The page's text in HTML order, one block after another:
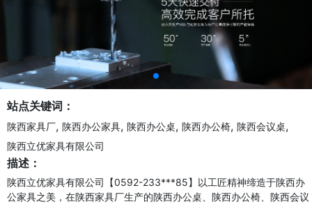
站点关键词：
陕西家具厂, 陕西办公家具, 陕西办公桌, 陕西办公椅, 陕西会议桌,
陕西立优家具有限公司
描述：
陕西立优家具有限公司【0592-233***85】以工匠精神缔造于陕西办
公家具之美，在陕西家具厂生产的陕西办公桌、陕西办公椅、陕西会议